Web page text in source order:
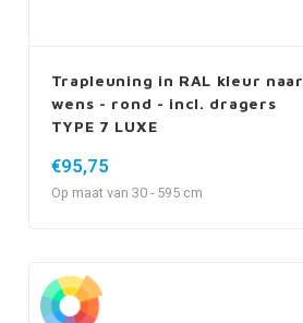
Trapleuning in RAL kleur naar
wens - rond - incl. dragers
TYPE 7 LUXE
€95,75
Op maat van 30 - 595 cm